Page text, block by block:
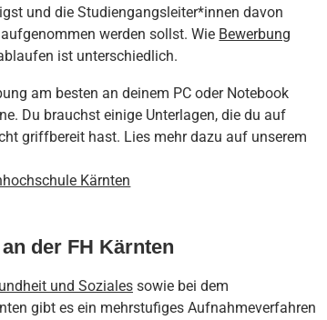
und die Studiengangsleiter*innen davon
werden sollst. Wie Bewerbung
ist unterschiedlich.
am besten an deinem PC oder Notebook
Du brauchst einige Unterlagen, die du auf
griffbereit hast. Lies mehr dazu auf unserem
Kärnten
der FH Kärnten
und Soziales sowie bei dem
gibt es ein mehrstufiges Aufnahmeverfahren